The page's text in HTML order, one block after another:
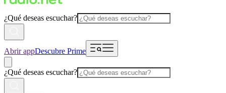
¿Qué deseas escuchar?
Abrir appDescubre Prime
¿Qué deseas escuchar?